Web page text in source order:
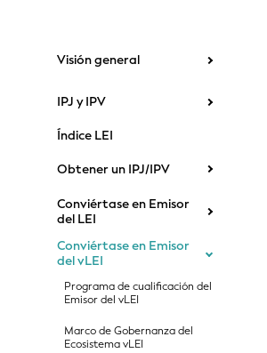
Visión general
IPJ y IPV
Índice LEI
Obtener un IPJ/IPV
Conviértase en Emisor
del LEI
Conviértase en Emisor
del vLEI
Programa de cualificación del
Emisor del vLEI
Marco de Gobernanza del
Ecosistema vLEI